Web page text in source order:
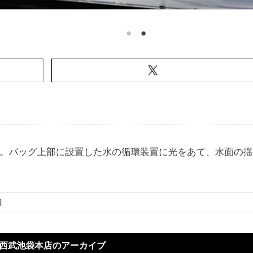
バッグ上部に設置した水の循環装置に光をあて、水面の揺
武池袋本店のアーカイブ